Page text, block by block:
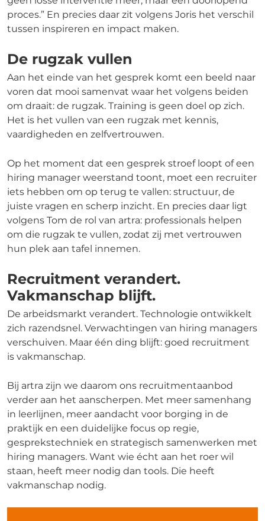
proces.” En precies daar zit volgens Joris het verschil
tussen inspireren en impact maken.
De rugzak vullen
Aan het einde van het gesprek komt een beeld naar
voren dat mooi samenvat waar het volgens beiden
om draait: de rugzak. Training is geen doel op zich.
Het is het vullen van een rugzak met kennis,
vaardigheden en zelfvertrouwen.
Op het moment dat een gesprek stroef loopt of een
hiring manager weerstand toont, moet een recruiter
iets hebben om op terug te vallen: structuur, de
juiste vragen en scherp inzicht. En precies daar ligt
volgens Tom de rol van artra: professionals helpen
om die rugzak te vullen, zodat zij met vertrouwen
hun plek aan tafel innemen.
Recruitment verandert.
Vakmanschap blijft.
De arbeidsmarkt verandert. Technologie ontwikkelt
zich razendsnel. Verwachtingen van hiring managers
verschuiven. Maar één ding blijft: goed recruitment
is vakmanschap.
Bij artra zijn we daarom ons recruitmentaanbod
verder aan het aanscherpen. Met meer samenhang
in leerlijnen, meer aandacht voor borging in de
praktijk en een duidelijke focus op regie,
gesprekstechniek en strategisch samenwerken met
hiring managers. Want wie écht aan het roer wil
staan, heeft meer nodig dan tools. Die heeft
vakmanschap nodig.